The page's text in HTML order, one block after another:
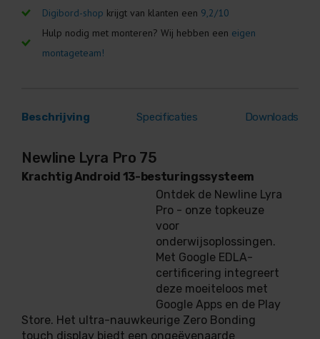
Digibord-shop krijgt van klanten een 9,2/10
Hulp nodig met monteren? Wij hebben een eigen
montageteam!
Beschrijving Specificaties Downloads
Newline Lyra Pro 75
Krachtig Android 13-besturingssysteem
Ontdek de Newline Lyra
Pro - onze topkeuze
voor
onderwijsoplossingen.
Met Google EDLA-
certificering integreert
deze moeiteloos met
Google Apps en de Play
Store. Het ultra-nauwkeurige Zero Bonding
touch display biedt een ongeëvenaarde